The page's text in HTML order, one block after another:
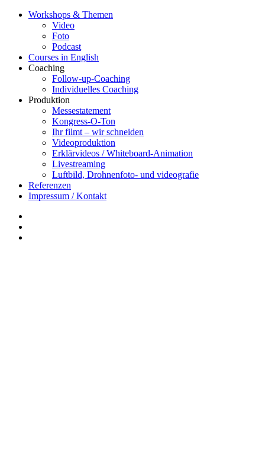
Workshops & Themen
Video
Foto
Podcast
Courses in English
Coaching
Follow-up-Coaching
Individuelles Coaching
Produktion
Messestatement
Kongress-O-Ton
Ihr filmt – wir schneiden
Videoproduktion
Erklärvideos / Whiteboard-Animation
Livestreaming
Luftbild, Drohnenfoto- und videografie
Referenzen
Impressum / Kontakt